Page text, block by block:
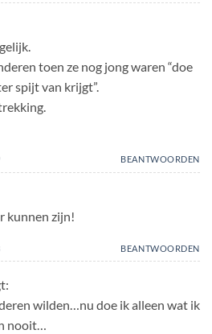
toen ze nog jong waren “doe
spijt van krijgt”.
BEANTWOORDEN
kunnen zijn!
BEANTWOORDEN
wilden…nu doe ik alleen wat ik
nooit…